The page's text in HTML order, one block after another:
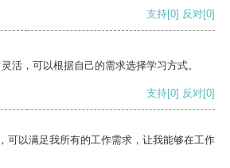
支持[0] 反对[0]
活，可以根据自己的需求选择学习方式。
支持[0] 反对[0]
可以满足我所有的工作需求，让我能够在工作